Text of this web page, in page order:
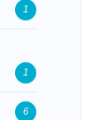
1
1
6